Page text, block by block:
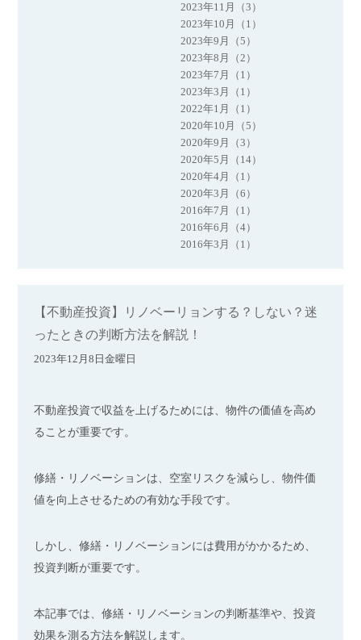
2023年11月（3）
2023年10月（1）
2023年9月（5）
2023年8月（2）
2023年7月（1）
2023年3月（1）
2022年1月（1）
2020年10月（5）
2020年9月（3）
2020年5月（14）
2020年4月（1）
2020年3月（6）
2016年7月（1）
2016年6月（4）
2016年3月（1）
【不動産投資】リノベーリョンする？しない？迷
ったときの判断方法を解説！
2023年12月8日金曜日
不動産投資で収益を上げるためには、物件の価値を高め
ることが重要です。
修繕・リノベーションは、空室リスクを減らし、物件価
値を向上させるための有効な手段です。
しかし、修繕・リノベーションには費用がかかるため、
投資判断が重要です。
本記事では、修繕・リノベーションの判断基準や、投資
効果を測る方法を解説します。